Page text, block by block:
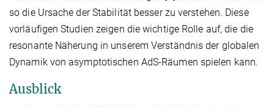
so die Ursache der Stabilität besser zu verstehen. Diese
vorläufigen Studien zeigen die wichtige Rolle auf, die die
resonante Näherung in unserem Verständnis der globalen
Dynamik von asymptotischen AdS-Räumen spielen kann.
Ausblick